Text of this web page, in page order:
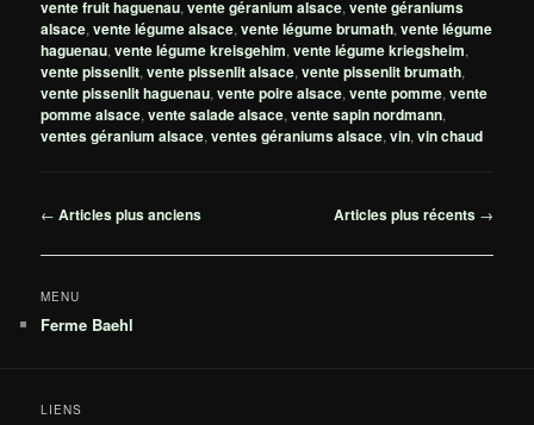
vente fruit haguenau,vente géranium alsace,vente géraniums
alsace,vente légume alsace,vente légume brumath,vente légume
haguenau,vente légume kreisgehim,vente légume kriegsheim,
vente pissenlit,vente pissenlit alsace,vente pissenlit brumath,
vente pissenlit haguenau,vente poire alsace,vente pomme,vente
pomme alsace,vente salade alsace,vente sapin nordmann,
ventes géranium alsace,ventes géraniums alsace,vin,vin chaud
Navigation
articles
← Articles plus anciens Articles plus récents →
MENU
Ferme Baehl
LIENS